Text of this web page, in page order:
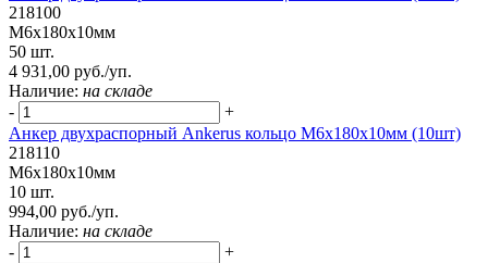
218100
М6х180х10мм
50 шт.
4 931,00 руб./уп.
Наличие: на складе
-
+
Анкер двухраспорный Ankerus кольцо М6х180х10мм (10шт)
218110
М6х180х10мм
10 шт.
994,00 руб./уп.
Наличие: на складе
-
+